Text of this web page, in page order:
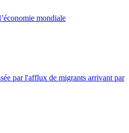
mondiale
par l'afflux de migrants arrivant par